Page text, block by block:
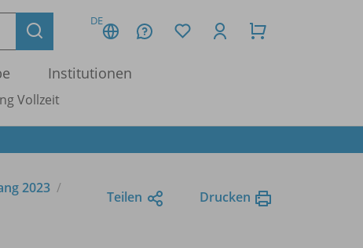
DE
Institutionen
Vollzeit
2023
Teilen Drucken